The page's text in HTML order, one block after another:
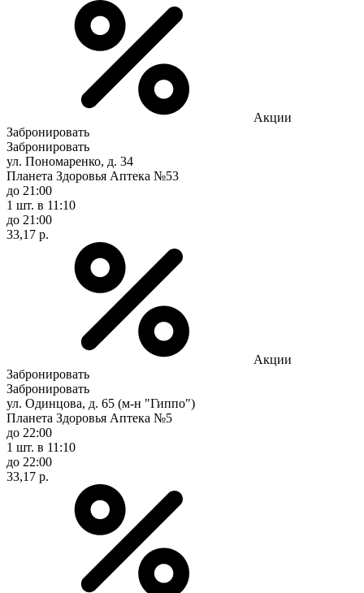
Акции
Забронировать
Забронировать
ул. Пономаренко, д. 34
Планета Здоровья Аптека №53
до 21:00
1 шт. в 11:10
до 21:00
33,17 р.
Акции
Забронировать
Забронировать
ул. Одинцова, д. 65 (м-н "Гиппо")
Планета Здоровья Аптека №5
до 22:00
1 шт. в 11:10
до 22:00
33,17 р.